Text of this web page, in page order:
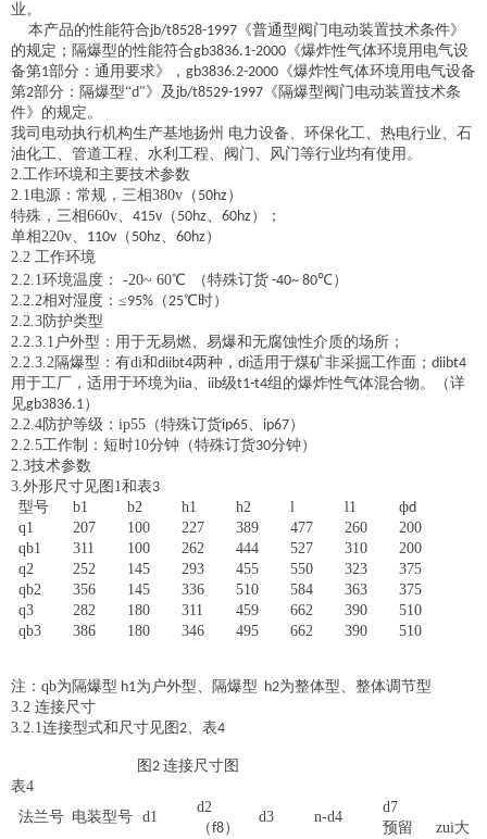
业。
本产品的性能符合jb/t8528-1997 《普通型阀门电动装置技术条件》
的规定；隔爆型的性能符合gb3836.1-2000 《爆炸性气体环境用电气设
备第1部分：通用要求》， gb3836.2-2000 《爆炸性气体环境用电气设备
第2部分：隔爆型“d"》及 jb/t8529-1997 《隔爆型阀门电动装置技术条
件》的规定。
我司电动执行机构生产基地扬州 电力设备、环保化工、热电行业、石
油化工、管道工程、水利工程、阀门、风门等行业均有使用。
2.工作环境和主要技术参数
2.1电源： 常规，三相380v （ 50hz ）
特殊，三相660v、 415v （ 50hz、 60hz ）；
单相220v、 110v （ 50hz、 60hz ）
2.2 工作环境
2.2.1环境温度： -20~ 60℃ （特殊订货 -40~ 80℃）
2.2.2相对湿度： ≤95% （25℃时）
2.2.3防护类型
2.2.3.1 户外型： 用于无易燃、易爆和无腐蚀性介质的场所；
2.2.3.2隔爆型： 有di和diibt4两种， di适用于煤矿非采掘工作面； diibt4
用于工厂，适用于环境为iia、 iib级t1-t4组的爆炸性气体混合物。（详
见gb3836.1）
2.2.4防护等级： ip55 （特殊订货ip65、 ip67）
2.2.5工作制： 短时10分钟（特殊订货30分钟）
2.3技术参数
3.外形尺寸见图 1和表3
型号
b1 b2 h1 h2 l l1 фd
q1
207 100 227 389 477 260
200
qb1
311 100 262 444 527 310
200
q2
252 145 293 455 550 323
375
qb2
356 145 336 510 584 363
375
q3
282 180 311 459 662 390
510
qb3
386 180 346 495 662 390 510
注： qb为隔爆型 h1为户外型、隔爆型 h2为整体型、整体调节型
3.2 连接尺寸
3.2.1连接型式和尺寸见图 2、表4
图 2 连接尺寸图
表4
法兰号 电装型号 d1
d2
（f8）
d3 n-d4
d7
预留
zui大